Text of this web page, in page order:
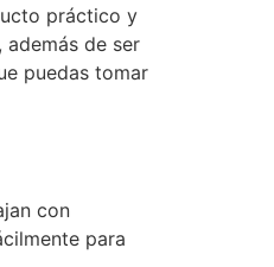
práctico y
de ser
puedas tomar
con
para